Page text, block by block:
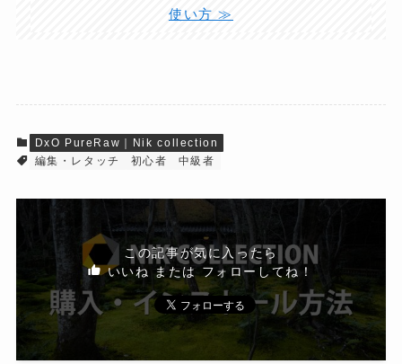
使い方 ≫
DxO PureRaw｜Nik collection
編集・レタッチ
初心者 中級者
この記事が気に入ったら
いいね または フォローしてね！